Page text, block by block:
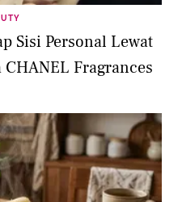
Sisi Personal Lewat
Fragrances